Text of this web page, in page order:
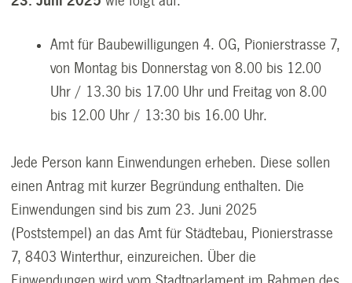
Amt für Baubewilligungen 4. OG, Pionierstrasse 7,
von Montag bis Donnerstag von 8.00 bis 12.00
Uhr / 13.30 bis 17.00 Uhr und Freitag von 8.00
bis 12.00 Uhr / 13:30 bis 16.00 Uhr.
Jede Person kann Einwendungen erheben. Diese sollen
einen Antrag mit kurzer Begründung enthalten. Die
Einwendungen sind bis zum 23. Juni 2025
(Poststempel) an das Amt für Städtebau, Pionierstrasse
7, 8403 Winterthur, einzureichen. Über die